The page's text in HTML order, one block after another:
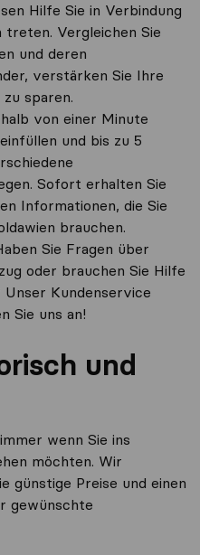
Hilfe Sie in Verbindung
Vergleichen Sie
und deren
verstärken Sie Ihre
sparen.
von einer Minute
und bis zu 5
Sofort erhalten Sie
Informationen, die Sie
brauchen.
Sie Fragen über
oder brauchen Sie Hilfe
Kundenservice
Sie uns an!
und
wenn Sie ins
möchten. Wir
günstige Preise und einen
gewünschte